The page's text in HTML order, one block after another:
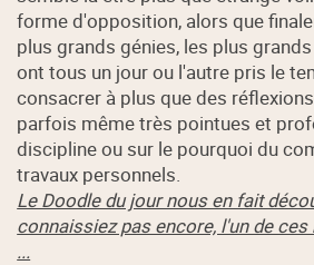
forme d'opposition, alors que
plus grands génies, les plus
ont tous un jour ou l'autre pris le
consacrer à plus que des
parfois même très pointues et
discipline ou sur le pourquoi du
travaux personnels.
Le Doodle du jour nous en fait
connaissiez pas encore, l'un de
...